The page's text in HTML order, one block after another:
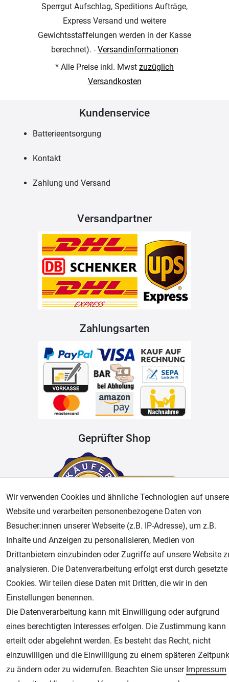
Sperrgut Aufschlag, Speditions Aufträge,
Express Versand und weitere
Gewichtsstaffelungen werden in der Kasse
berechnet). -Versandinformationen
* Alle Preise inkl. Mwst zuzüglich
Versandkosten
Kundenservice
Batterieentsorgung
Kontakt
Zahlung und Versand
Versandpartner
Zahlungsarten
Geprüfter Shop
AGB Widerrufsrecht Datenschutz Impressum
Unsere weiteren Shops:
Airbrush-City
Fachhandel für: Airbrushpistolen, Kompressoren, Airbrushfarben
Modellbau-City
Modellbau Shop
Plotter-City
Schneideplotter, Transferpressen, Siebdruck und Plotterfolien
Wir verwenden Cookies und ähnliche Technologien auf
Website und verarbeiten personenbezogene Daten von
Besucher:innen unserer Webseite (z.B. IP-Adresse), um z.B.
Inhalte und Anzeigen zu personalisieren, Medien von
Drittanbietern einzubinden oder Zugriffe auf unsere Website
analysieren. Die Datenverarbeitung erfolgt erst durch gesetzte
Cookies. Wir teilen diese Daten mit Dritten, die wir in den
Einstellungen benennen.
Die Datenverarbeitung kann mit Einwilligung oder aufgrund
eines berechtigten Interesses erfolgen. Die Zustimmung kann
erteilt oder abgelehnt werden. Es besteht das Recht, nicht
einzuwilligen und die Einwilligung zu einem späteren
zu ändern oder zu widerrufen. Beachten Sie unser Impressum